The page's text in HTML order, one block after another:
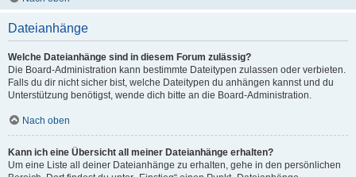
Dateianhänge
Welche Dateianhänge sind in diesem Forum zulässig?
Die Board-Administration kann bestimmte Dateitypen zulassen oder verbieten.
Falls du dir nicht sicher bist, welche Dateitypen du anhängen kannst und du
Unterstützung benötigst, wende dich bitte an die Board-Administration.
Nach oben
Kann ich eine Übersicht all meiner Dateianhänge erhalten?
Um eine Liste all deiner Dateianhänge zu erhalten, gehe in den persönlichen